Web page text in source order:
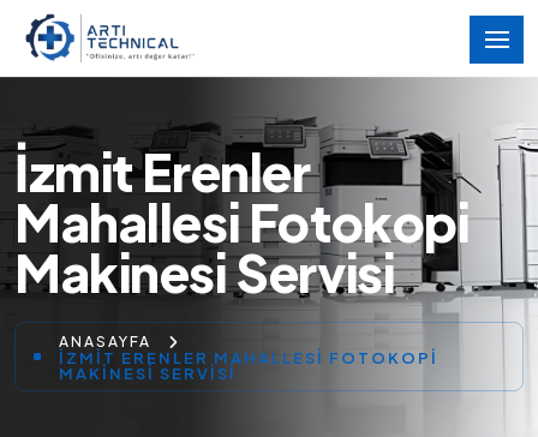
İzmit Erenler
Mahallesi Fotokopi
Makinesi Servisi
ANASAYFA
İZMIT ERENLER MAHALLESI FOTOKOPI
MAKINESI SERVISI